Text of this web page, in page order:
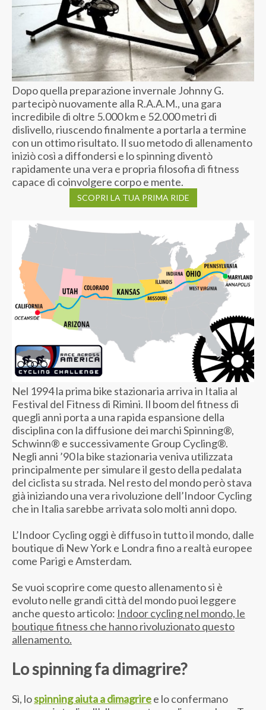
Dopo quella preparazione invernale Johnny G.
partecipò nuovamente alla R.A.A.M., una gara
incredibile di oltre 5.000 km e 52.000 metri di
dislivello, riuscendo finalmente a portarla a termine
con un ottimo risultato. Il suo metodo di allenamento
iniziò così a diffondersi e lo spinning diventò
rapidamente una vera e propria filosofia di fitness
capace di coinvolgere corpo e mente.
SCOPRI LA TUA PRIMA RIDE
Nel 1994 la prima bike stazionaria arriva in Italia al
Festival del Fitness di Rimini. Il boom del fitness di
quegli anni porta a una rapida espansione della
disciplina con la diffusione dei marchi Spinning®,
Schwinn® e successivamente Group Cycling®.
Negli anni ’90 la bike stazionaria veniva utilizzata
principalmente per simulare il gesto della pedalata
del ciclista su strada. Nel resto del mondo però stava
già iniziando una vera rivoluzione dell’Indoor Cycling
che in Italia sarebbe arrivata solo molti anni dopo.
L’Indoor Cycling oggi è diffuso in tutto il mondo, dalle
boutique di New York e Londra fino a realtà europee
come Parigi e Amsterdam.
Se vuoi scoprire come questo allenamento si è
evoluto nelle grandi città del mondo puoi leggere
anche questo articolo: Indoor cycling nel mondo, le
boutique fitness che hanno rivoluzionato questo
allenamento.
Lo spinning fa dimagrire?
Sì, lospinning aiuta a dimagriree lo confermano